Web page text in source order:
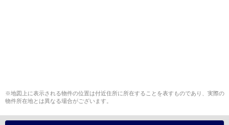
※地図上に表示される物件の位置は付近住所に所在することを表すものであり、実際の
物件所在地とは異なる場合がございます。